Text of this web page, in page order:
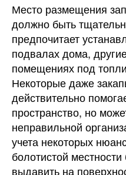
Место размещения
должно быть
предпочитает
подвалах дома,
помещениях под
Некоторые даже
действительно
пространство, но
неправильной
учета некоторых
болотистой
выдавить на